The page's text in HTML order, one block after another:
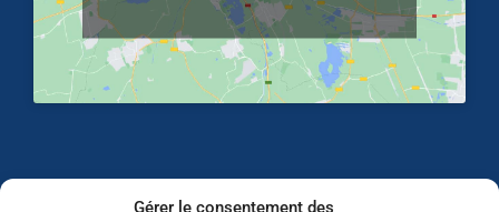
Gérer le consentement des